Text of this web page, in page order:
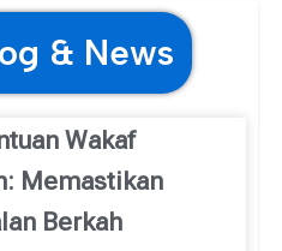
& News
Wakaf
Memastikan
Berkah